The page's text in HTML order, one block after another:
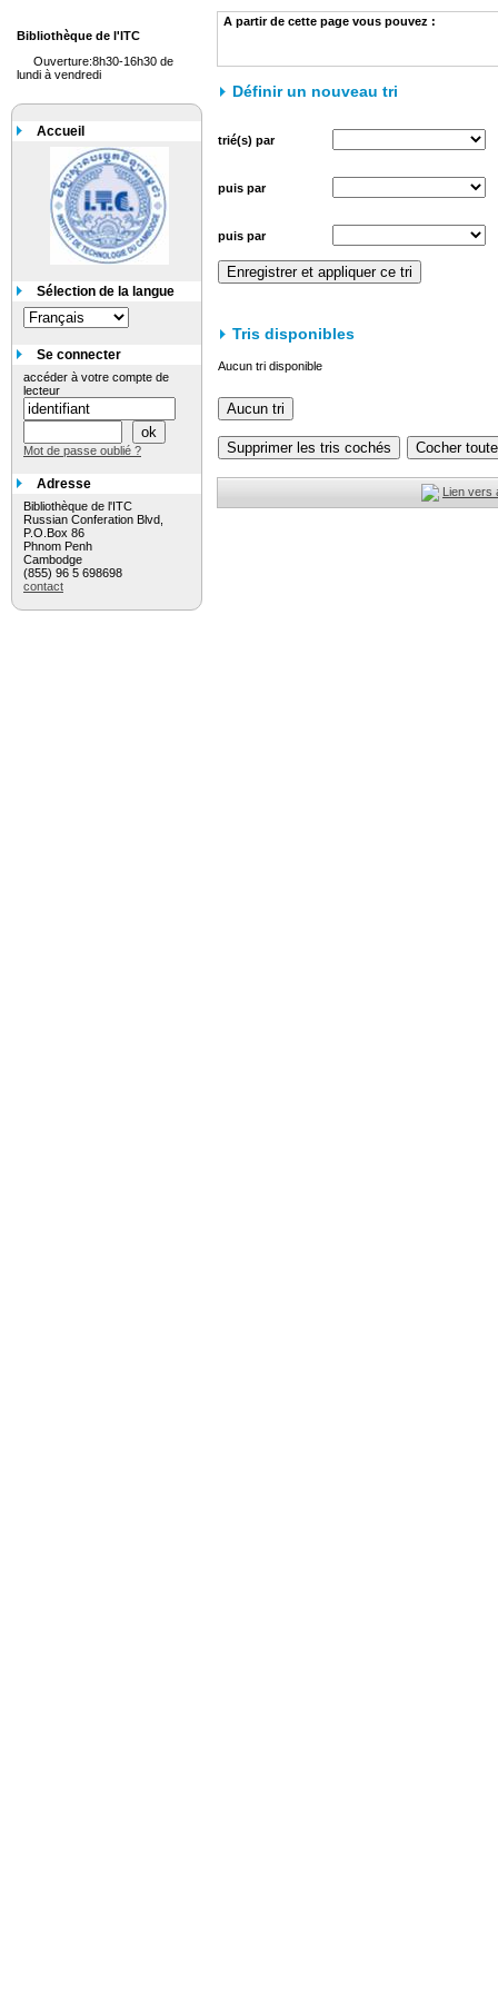
A partir de cette page vous pouvez :
Définir un nouveau tri
trié(s) par
puis par
puis par
Tris disponibles
Aucun tri disponible
Lien vers
Bibliothèque de l'ITC
Ouverture:8h30-16h30 de
lundi à vendredi
Accueil
Sélection de la langue
Se connecter
accéder à votre compte de
lecteur
Mot de passe oublié ?
Adresse
Bibliothèque de l'ITC
Russian Conferation Blvd,
P.O.Box 86
Phnom Penh
Cambodge
(855) 96 5 698698
contact